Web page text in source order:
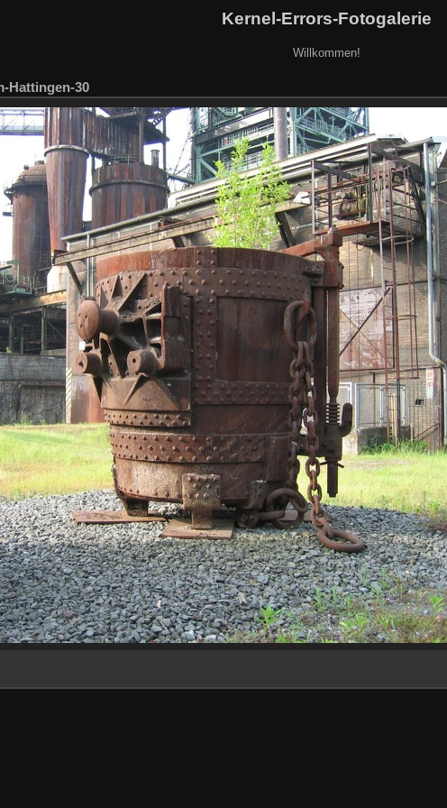
Kernel-Errors-Fotogalerie
Willkommen!
Hattingen-30